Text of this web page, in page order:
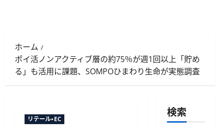
ホーム
ポイ活ノンアクティブ層の約75％が週1回以上「貯め
る」も活用に課題、SOMPOひまわり生命が実態調査
リテール・EC
検索